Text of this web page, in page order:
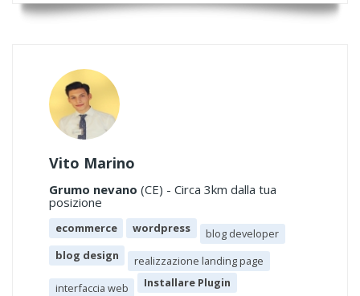
Vito Marino
Grumo nevano (CE) - Circa 3km dalla tua
posizione
ecommerce wordpress
blog developer
blog design
realizzazione landing page
interfaccia web
Installare Plugin